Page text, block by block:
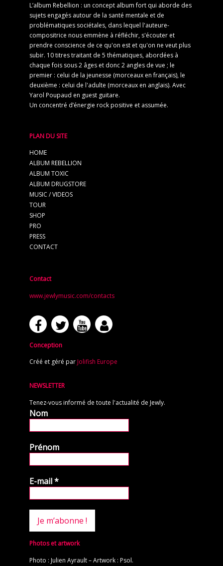
L’album Rebellion : un concept album fort qui aborde des
sujets engagés autour de la santé mentale et de
problématiques sociétales, dans lequel l'auteure-
compositrice nous emmène à réfléchir, s'écouter et
prendre conscience de ce qu'on est et qu'on ne veut plus
subir. 10 titres traitant de 5 thématiques, abordées à
chaque fois sous 2 âges et donc 2 angles de vue ; le
premier : celui de la jeunesse (morceaux en français), le
deuxième : celui de l'adulte (morceaux en anglais). Avec
Yarol Poupaud en guest guitare.
Un concentré d’énergie rock positive et assumée.
PLAN DU SITE
HOME
ALBUM REBELLION
ALBUM TOXIC
ALBUM DRUGSTORE
MUSIC / VIDEOS
TOUR
SHOP
PRO
PRESS
CONTACT
Contact
www.jewlymusic.com/contacts
Conception
Créé et géré par Jolifish Europe
NEWSLETTER
Tenez-vous informé de toute l'actualité de Jewly.
Nom
Prénom
E-mail*
Photos et artwork
Photo : Julien Ayrault – Artwork : Psol.